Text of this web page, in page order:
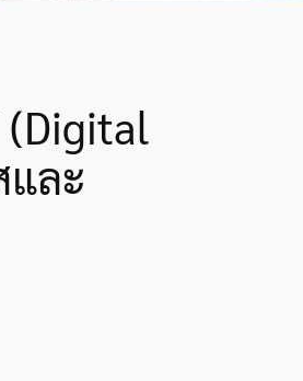
(Digital
ละ